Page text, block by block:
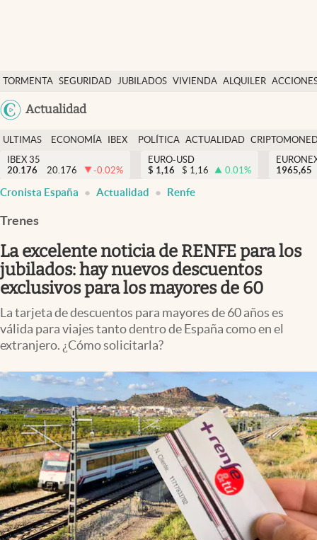
TORMENTA SEGURIDAD JUBILADOS VIVIENDA ALQUILER
USA
Actualidad
Economía y finanzas
Política
Actualidad
Criptomonedas
España
ULTIMAS
NOTICIAS
ECONOMÍA
FINANZAS
IBEX
EURO
POLÍTICA ACTUALIDAD
IBEX 35
20.176
20.176 -0.02%
EURO-USD
$ 1,16 $ 1,16 0.01%
1965,65
Cronista España Actualidad Renfe
Trenes
La excelente noticia de RENFE para los
jubilados: hay nuevos descuentos
exclusivos para los mayores de 60
La tarjeta de descuentos para mayores de 60 años es
válida para viajes tanto dentro de España como en el
extranjero. ¿Cómo solicitarla?